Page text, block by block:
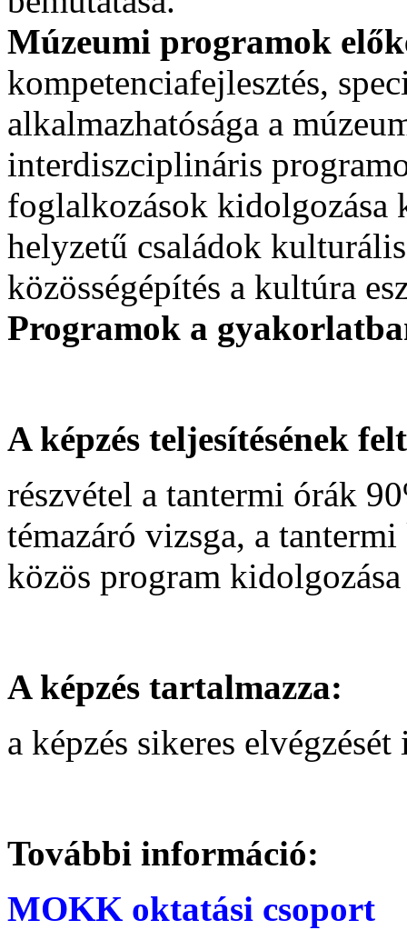
Múzeumi programok
kompetenciafejlesztés,
alkalmazhatósága a
interdiszciplináris
foglalkozások kidolgozása
helyzetű családok
közösségépítés a kultúra
Programok a
A képzés teljesítésének
részvétel a tantermi órák
témazáró vizsga, a tantermi
közös program kidolgozása
A képzés tartalmazza:
a képzés sikeres
További információ:
MOKK oktatási csoport